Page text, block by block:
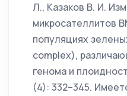
Л., Казаков В. И.
микросателлитов
популяциях
complex),
генома и
(4): 332–345.